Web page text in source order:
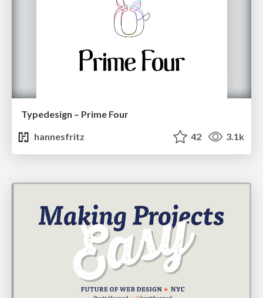
Typedesign – Prime Four
hannesfritz
42 3.1k